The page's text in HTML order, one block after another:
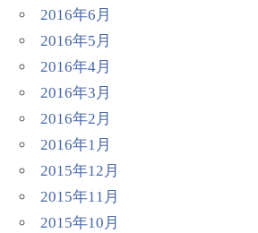
2016年6月
2016年5月
2016年4月
2016年3月
2016年2月
2016年1月
2015年12月
2015年11月
2015年10月